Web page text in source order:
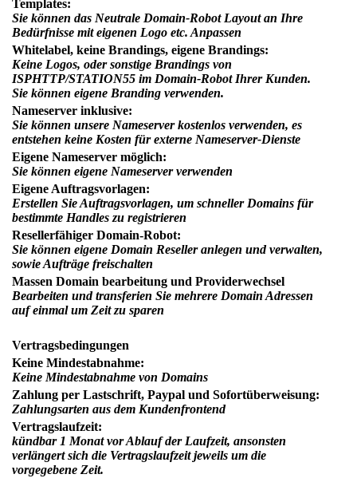
Templates:
Sie können das Neutrale Domain-Robot Layout an Ihre
Bedürfnisse mit eigenen Logo etc. Anpassen
Whitelabel, keine Brandings, eigene Brandings:
Keine Logos, oder sonstige Brandings von
ISPHTTP/STATION55 im Domain-Robot Ihrer Kunden.
Sie können eigene Branding verwenden.
Nameserver inklusive:
Sie können unsere Nameserver kostenlos verwenden, es
entstehen keine Kosten für externe Nameserver-Dienste
Eigene Nameserver möglich:
Sie können eigene Nameserver verwenden
Eigene Auftragsvorlagen:
Erstellen Sie Auftragsvorlagen, um schneller Domains für
bestimmte Handles zu registrieren
Resellerfähiger Domain-Robot:
Sie können eigene Domain Reseller anlegen und verwalten,
sowie Aufträge freischalten
Massen Domain bearbeitung und Providerwechsel
Bearbeiten und transferien Sie mehrere Domain Adressen
auf einmal um Zeit zu sparen
Vertragsbedingungen
Keine Mindestabnahme:
Keine Mindestabnahme von Domains
Zahlung per Lastschrift, Paypal und Sofortüberweisung:
Zahlungsarten aus dem Kundenfrontend
Vertragslaufzeit:
kündbar 1 Monat vor Ablauf der Laufzeit, ansonsten
verlängert sich die Vertragslaufzeit jeweils um die
vorgegebene Zeit.